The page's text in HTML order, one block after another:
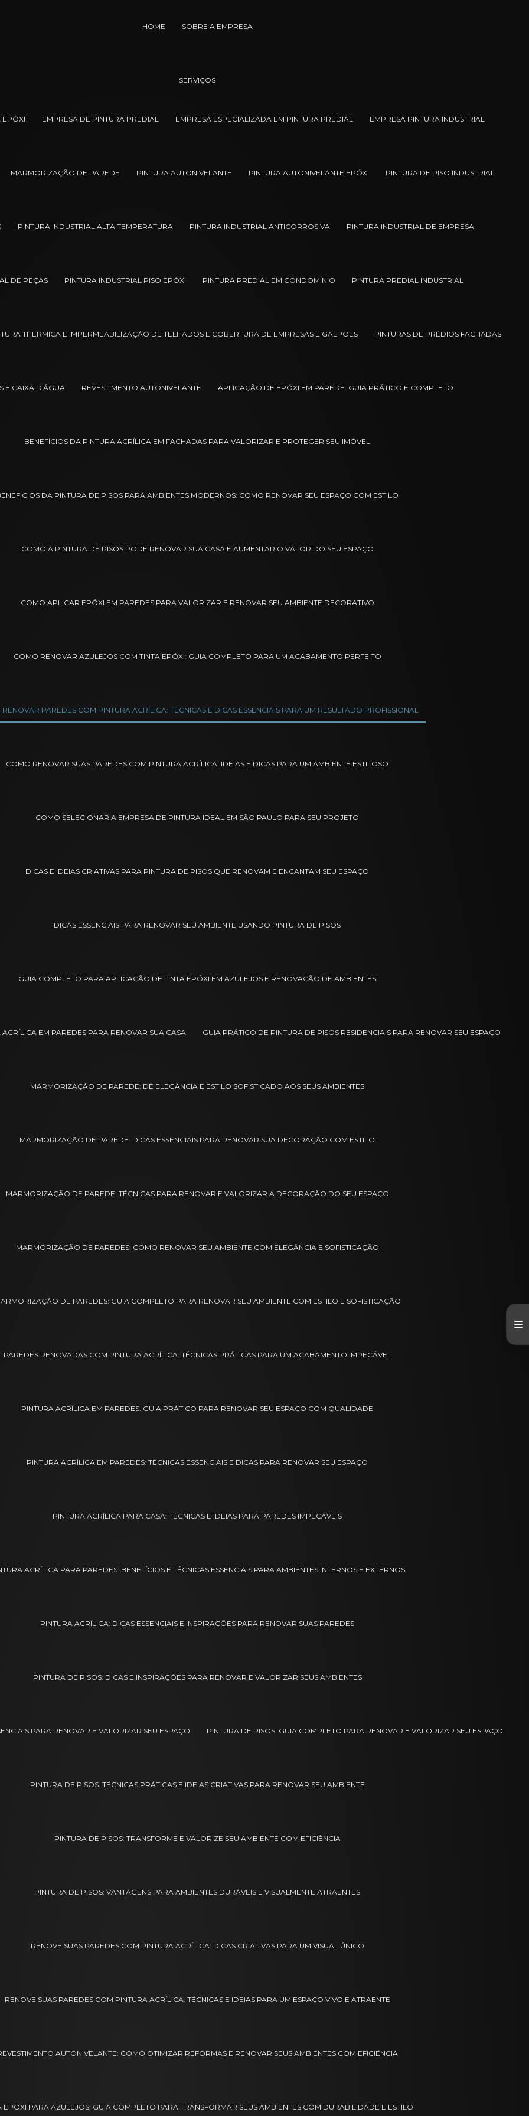
HOME SOBRE A EMPRESA
SERVIÇOS
EPÓXI EMPRESA DE PINTURA PREDIAL EMPRESA ESPECIALIZADA EM PINTURA PREDIAL EMPRESA PINTURA INDUSTRIAL
MARMORIZAÇÃO DE PAREDE PINTURA AUTONIVELANTE PINTURA AUTONIVELANTE EPÓXI PINTURA DE PISO INDUSTRIAL
PINTURA INDUSTRIAL ALTA TEMPERATURA PINTURA INDUSTRIAL ANTICORROSIVA PINTURA INDUSTRIAL DE EMPRESA
DE PEÇAS PINTURA INDUSTRIAL PISO EPÓXI PINTURA PREDIAL EM CONDOMÍNIO PINTURA PREDIAL INDUSTRIAL
THERMICA E IMPERMEABILIZAÇÃO DE TELHADOS E COBERTURA DE EMPRESAS E GALPÖES PINTURAS DE PRÉDIOS FACHADAS
E CAIXA D'ÁGUA REVESTIMENTO AUTONIVELANTE APLICAÇÃO DE EPÓXI EM PAREDE: GUIA PRÁTICO E COMPLETO
BENEFÍCIOS DA PINTURA ACRÍLICA EM FACHADAS PARA VALORIZAR E PROTEGER SEU IMÓVEL
DA PINTURA DE PISOS PARA AMBIENTES MODERNOS: COMO RENOVAR SEU ESPAÇO COM ESTILO
COMO A PINTURA DE PISOS PODE RENOVAR SUA CASA E AUMENTAR O VALOR DO SEU ESPAÇO
COMO APLICAR EPÓXI EM PAREDES PARA VALORIZAR E RENOVAR SEU AMBIENTE DECORATIVO
COMO RENOVAR AZULEJOS COM TINTA EPÓXI: GUIA COMPLETO PARA UM ACABAMENTO PERFEITO
PAREDES COM PINTURA ACRÍLICA: TÉCNICAS E DICAS ESSENCIAIS PARA UM RESULTADO PROFISSIONAL
COMO RENOVAR SUAS PAREDES COM PINTURA ACRÍLICA: IDEIAS E DICAS PARA UM AMBIENTE ESTILOSO
COMO SELECIONAR A EMPRESA DE PINTURA IDEAL EM SÃO PAULO PARA SEU PROJETO
DICAS E IDEIAS CRIATIVAS PARA PINTURA DE PISOS QUE RENOVAM E ENCANTAM SEU ESPAÇO
DICAS ESSENCIAIS PARA RENOVAR SEU AMBIENTE USANDO PINTURA DE PISOS
GUIA COMPLETO PARA APLICAÇÃO DE TINTA EPÓXI EM AZULEJOS E RENOVAÇÃO DE AMBIENTES
EM PAREDES PARA RENOVAR SUA CASA GUIA PRÁTICO DE PINTURA DE PISOS RESIDENCIAIS PARA RENOVAR SEU ESPAÇO
MARMORIZAÇÃO DE PAREDE: DÊ ELEGÂNCIA E ESTILO SOFISTICADO AOS SEUS AMBIENTES
MARMORIZAÇÃO DE PAREDE: DICAS ESSENCIAIS PARA RENOVAR SUA DECORAÇÃO COM ESTILO
MARMORIZAÇÃO DE PAREDE: TÉCNICAS PARA RENOVAR E VALORIZAR A DECORAÇÃO DO SEU ESPAÇO
MARMORIZAÇÃO DE PAREDES: COMO RENOVAR SEU AMBIENTE COM ELEGÂNCIA E SOFISTICAÇÃO
DE PAREDES: GUIA COMPLETO PARA RENOVAR SEU AMBIENTE COM ESTILO E SOFISTICAÇÃO
PAREDES RENOVADAS COM PINTURA ACRÍLICA: TÉCNICAS PRÁTICAS PARA UM ACABAMENTO IMPECÁVEL
PINTURA ACRÍLICA EM PAREDES: GUIA PRÁTICO PARA RENOVAR SEU ESPAÇO COM QUALIDADE
PINTURA ACRÍLICA EM PAREDES: TÉCNICAS ESSENCIAIS E DICAS PARA RENOVAR SEU ESPAÇO
PINTURA ACRÍLICA PARA CASA: TÉCNICAS E IDEIAS PARA PAREDES IMPECÁVEIS
ACRÍLICA PARA PAREDES: BENEFÍCIOS E TÉCNICAS ESSENCIAIS PARA AMBIENTES INTERNOS E EXTERNOS
PINTURA ACRÍLICA: DICAS ESSENCIAIS E INSPIRAÇÕES PARA RENOVAR SUAS PAREDES
PINTURA DE PISOS: DICAS E INSPIRAÇÕES PARA RENOVAR E VALORIZAR SEUS AMBIENTES
PARA RENOVAR E VALORIZAR SEU ESPAÇO PINTURA DE PISOS: GUIA COMPLETO PARA RENOVAR E VALORIZAR SEU ESPAÇO
PINTURA DE PISOS: TÉCNICAS PRÁTICAS E IDEIAS CRIATIVAS PARA RENOVAR SEU AMBIENTE
PINTURA DE PISOS: TRANSFORME E VALORIZE SEU AMBIENTE COM EFICIÊNCIA
PINTURA DE PISOS: VANTAGENS PARA AMBIENTES DURÁVEIS E VISUALMENTE ATRAENTES
RENOVE SUAS PAREDES COM PINTURA ACRÍLICA: DICAS CRIATIVAS PARA UM VISUAL ÚNICO
RENOVE SUAS PAREDES COM PINTURA ACRÍLICA: TÉCNICAS E IDEIAS PARA UM ESPAÇO VIVO E ATRAENTE
AUTONIVELANTE: COMO OTIMIZAR REFORMAS E RENOVAR SEUS AMBIENTES COM EFICIÊNCIA
EPÓXI PARA AZULEJOS: GUIA COMPLETO PARA TRANSFORMAR SEUS AMBIENTES COM DURABILIDADE E ESTILO